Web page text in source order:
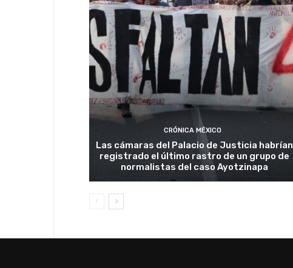
CRÓNICA MÉXICO
Las cámaras del Palacio de Justicia habrían
registrado el último rastro de un grupo de
normalistas del caso Ayotzinapa